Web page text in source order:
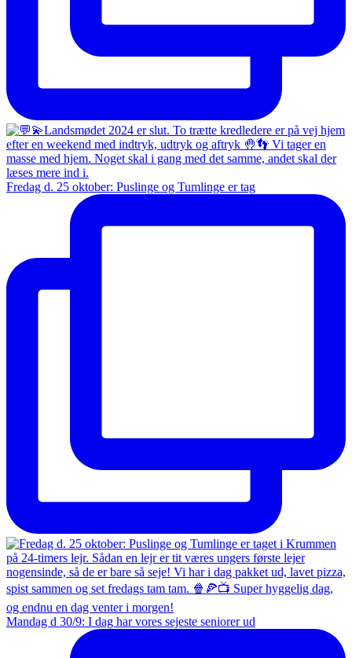
Fredag d. 25 oktober: Puslinge og Tumlinge er tag
Mandag d 30/9: I dag har vores sejeste seniorer ud